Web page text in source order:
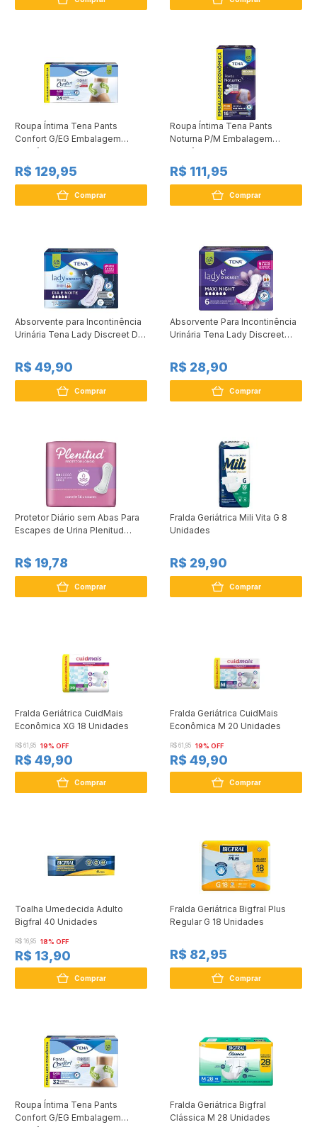
Roupa Íntima Tena Pants
Confort G/EG Embalagem
Econômica 24 Unidades
R$ 129,95
Comprar
Roupa Íntima Tena Pants
Noturna P/M Embalagem
Econômica 16 Unidades
R$ 111,95
Comprar
Absorvente para Incontinência
Urinária Tena Lady Discreet Dia
R$ 49,90
Comprar
Absorvente Para Incontinência
Urinária Tena Lady Discreet
R$ 28,90
Comprar
Protetor Diário sem Abas Para
Escapes de Urina Plenitud
R$ 19,78
Comprar
Fralda Geriátrica Mili Vita G 8
Unidades
R$ 29,90
Comprar
Fralda Geriátrica CuidMais
Econômica XG 18 Unidades
R$ 61,95 19% OFF
R$ 49,90
Comprar
Fralda Geriátrica CuidMais
Econômica M 20 Unidades
R$ 61,95 19% OFF
R$ 49,90
Comprar
Toalha Umedecida Adulto
Bigfral 40 Unidades
R$ 16,95 18% OFF
R$ 13,90
Comprar
Fralda Geriátrica Bigfral Plus
Regular G 18 Unidades
R$ 82,95
Comprar
Roupa Íntima Tena Pants
Confort G/EG Embalagem
Econômica 32 Unidades
Fralda Geriátrica Bigfral
Clássica M 28 Unidades